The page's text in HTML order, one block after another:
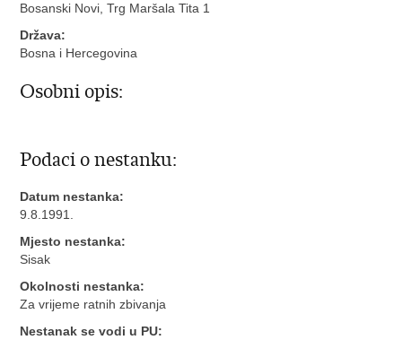
Bosanski Novi, Trg Maršala Tita 1
Država:
Bosna i Hercegovina
Osobni opis:
Podaci o nestanku:
Datum nestanka:
9.8.1991.
Mjesto nestanka:
Sisak
Okolnosti nestanka:
Za vrijeme ratnih zbivanja
Nestanak se vodi u PU: